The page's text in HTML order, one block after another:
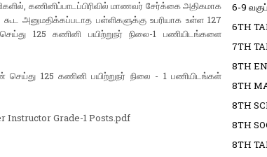
கணினிப்பாடப்பிரிவில் மாணவர் சேர்க்கை அதிகமாக
அனுமதிக்கப்படாத பள்ளிகளுக்கு உபரியாக உள்ள 127
125 கணினி பயிற்றுநர் நிலை-1 பணியிடங்களை
செய்து 125 கணினி பயிற்றுநர் நிலை - 1 பணியிடங்கள்
Instructor Grade-1 Posts.pdf
6-9
6TH
7TH
8TH
8TH
8TH
8TH
8TH